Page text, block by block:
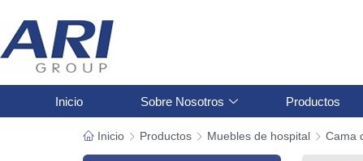
Inicio Sobre Nosotros Productos
Inicio Productos Muebles de hospital Cama